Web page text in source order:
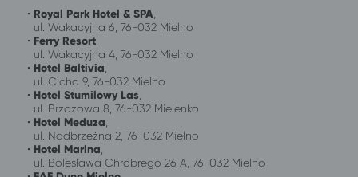
• Royal Park Hotel & SPA
ul. Wakacyjna 6, 76-032 Mielno
• Ferry Resort
ul. Wakacyjna 4, 76-032 Mielno
• Hotel Baltivia
ul. Cicha 9, 76-032 Mielno
• Hotel Stumilowy Las
ul. Brzozowa 8, 76-032 Mielenko
• Hotel Meduza
ul. Nadbrzeżna 2, 76-032 Mielno
• Hotel Marina
ul. Bolesława Chrobrego 26 A, 76-032 Mielno